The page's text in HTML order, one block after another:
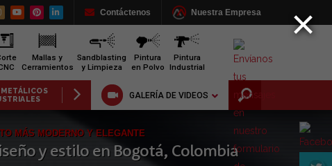
Nuestra Empresa
Contáctenos
Mallas y
Cerramientos
Sandblasting
y Limpieza
Pintura
en Polvo
Pintura
Industrial
CASAS
PIEZAS METÁLICAS
INDUSTRIALES
BARANDAJE
METÁLICO
GALERÍA DE VIDEOS
MÁS MODERNO Y ELEGANTE
y estilo en Bogotá, Colombia
×